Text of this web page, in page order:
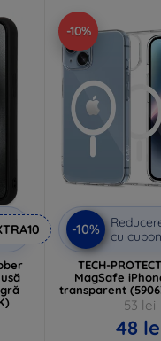
-10%
-10%
cu cupon
TECH-
MagSafe
transparent
53 lei
48